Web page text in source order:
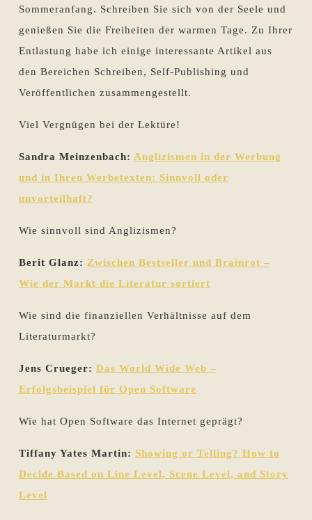
Sommeranfang. Schreiben Sie sich von der Seele und
genießen Sie die Freiheiten der warmen Tage. Zu Ihrer
Entlastung habe ich einige interessante Artikel aus
den Bereichen Schreiben, Self-Publishing und
Veröffentlichen zusammengestellt.
Viel Vergnügen bei der Lektüre!
Sandra Meinzenbach: Anglizismen in der Werbung
und in Ihren Werbetexten: Sinnvoll oder
unvorteilhaft?
Wie sinnvoll sind Anglizismen?
Berit Glanz: Zwischen Bestseller und Brainrot –
Wie der Markt die Literatur sortiert
Wie sind die finanziellen Verhältnisse auf dem
Literaturmarkt?
Jens Crueger: Das World Wide Web –
Erfolgsbeispiel für Open Software
Wie hat Open Software das Internet geprägt?
Tiffany Yates Martin: Showing or Telling? How to
Decide Based on Line Level, Scene Level, and Story
Level